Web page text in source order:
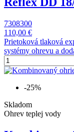
7308300
110,00 €
Prietoková tlaková
systémy ohrevu a
-25%
Skladom
Ohrev teplej vody